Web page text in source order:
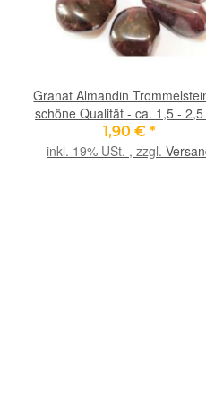
Granat Almandin
schöne Qualität - ca. 1,5 -
/ ca. 4 - 9 g/St (GKS)
1,90 € *
inkl. 19% USt. , zzgl.